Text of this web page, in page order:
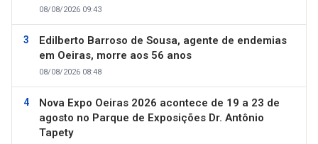
08/08/2026 09:43
Edilberto Barroso de Sousa, agente de endemias
em Oeiras, morre aos 56 anos
08/08/2026 08:48
Nova Expo Oeiras 2026 acontece de 19 a 23 de
agosto no Parque de Exposições Dr. Antônio
Tapety